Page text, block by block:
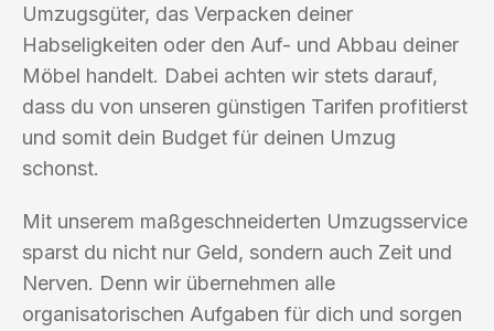
Umzugsgüter, das Verpacken deiner
Habseligkeiten oder den Auf- und Abbau deiner
Möbel handelt. Dabei achten wir stets darauf,
dass du von unseren günstigen Tarifen profitierst
und somit dein Budget für deinen Umzug
schonst.
Mit unserem maßgeschneiderten Umzugsservice
sparst du nicht nur Geld, sondern auch Zeit und
Nerven. Denn wir übernehmen alle
organisatorischen Aufgaben für dich und sorgen